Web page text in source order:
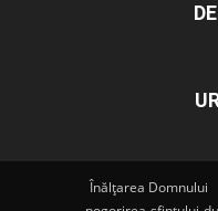
Înălțarea Domnului